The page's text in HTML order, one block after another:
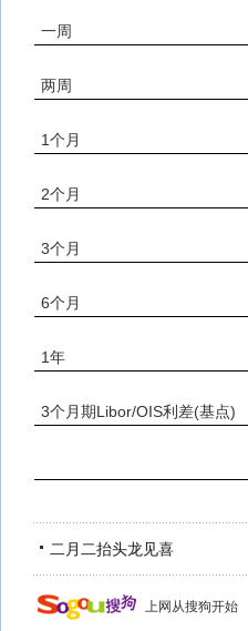
一周
两周
1个月
2个月
3个月
6个月
1年
3个月期Libor/OIS利差(基点)
二月二抬头龙见喜
上网从搜狗开始